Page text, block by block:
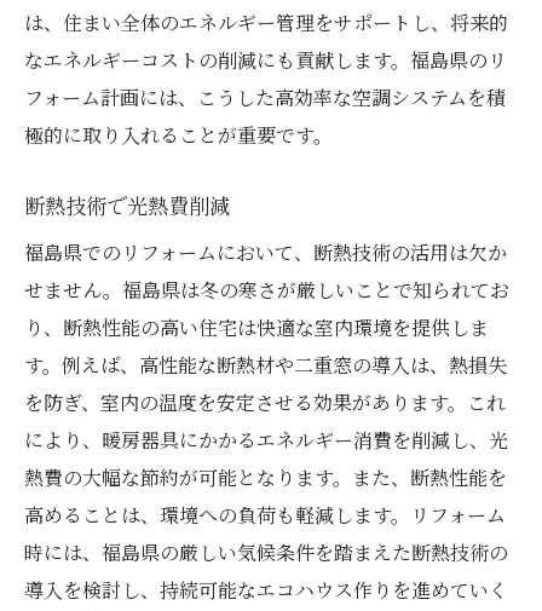
は、住まい全体のエネルギー管理をサポートし、将来的
なエネルギーコストの削減にも貢献します。福島県のリ
フォーム計画には、こうした高効率な空調システムを積
極的に取り入れることが重要です。
断熱技術で光熱費削減
福島県でのリフォームにおいて、断熱技術の活用は欠か
せません。福島県は冬の寒さが厳しいことで知られてお
り、断熱性能の高い住宅は快適な室内環境を提供しま
す。例えば、高性能な断熱材や二重窓の導入は、熱損失
を防ぎ、室内の温度を安定させる効果があります。これ
により、暖房器具にかかるエネルギー消費を削減し、光
熱費の大幅な節約が可能となります。また、断熱性能を
高めることは、環境への負荷も軽減します。リフォーム
時には、福島県の厳しい気候条件を踏まえた断熱技術の
導入を検討し、持続可能なエコハウス作りを進めていく